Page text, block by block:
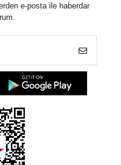
e-posta ile haberdar